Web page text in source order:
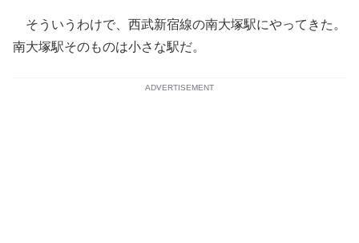
そういうわけで、西武新宿線の南大塚駅にやってきた。
南大塚駅そのものは小さな駅だ。
ADVERTISEMENT